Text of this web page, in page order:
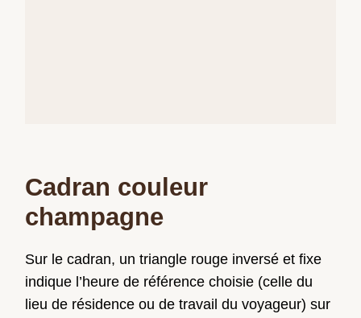
Cadran couleur
champagne
Sur le cadran, un triangle rouge inversé et fixe
indique l’heure de référence choisie (celle du
lieu de résidence ou de travail du voyageur) sur